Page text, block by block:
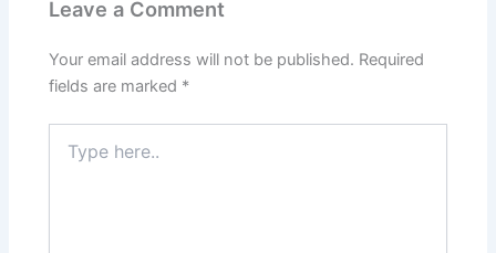
Leave a Comment
Your email address will not be published. Required
fields are marked *
here..